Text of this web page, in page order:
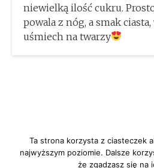
niewielką ilość cukru.
powala z nóg, a smak
uśmiech na twarzy
Ta strona korzysta z ciasteczek
najwyższym poziomie. Dalsze
że zgadzasz się na